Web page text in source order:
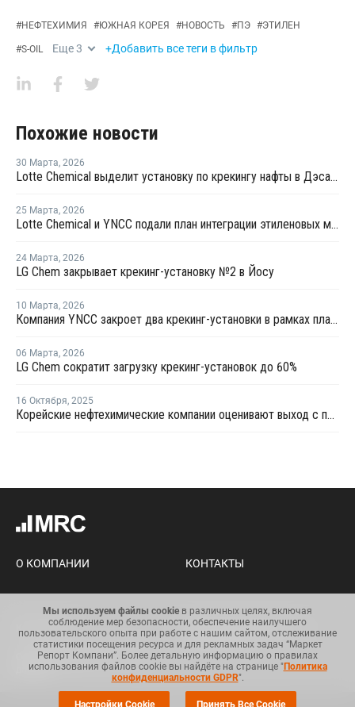
#НЕФТЕХИМИЯ #ЮЖНАЯ КОРЕЯ #НОВОСТЬ #ПЭ #ЭТИЛЕН
#S-OIL Еще3 +Добавить все теги в фильтр
Похожие новости
30 Марта, 2026
Lotte Chemical выделит установку по крекингу нафты в Дэсане и объединится с HD Hyundai Chemical
25 Марта, 2026
Lotte Chemical и YNCC подали план интеграции этиленовых мощностей в Йосу
24 Марта, 2026
LG Chem закрывает крекинг-установку №2 в Йосу
10 Марта, 2026
Компания YNCC закроет два крекинг-установки в рамках плана рационализации производства этилена в Южной Корее
06 Марта, 2026
LG Chem сократит загрузку крекинг-установок до 60%
16 Октября, 2025
Корейские нефтехимические компании оценивают выход с постоянно перенасыщенного убыточного рынка
О КОМПАНИИ КОНТАКТЫ
Карта сайта
Условия использования
информации
Общий регламент по защите
данных
Мы используем файлы cookie в различных целях, включая
соблюдение мер безопасности, обеспечение наилучшего
пользовательского опыта при работе с нашим сайтом, отслеживание
статистики посещения ресурса и для рекламных задач “Маркет
Репорт Компани”. Более детальную информацию о правилах
использования файлов cookie вы найдёте на странице " Политика
конфиденциальности GDPR".
Настройки Cookie Принять Все Cookie